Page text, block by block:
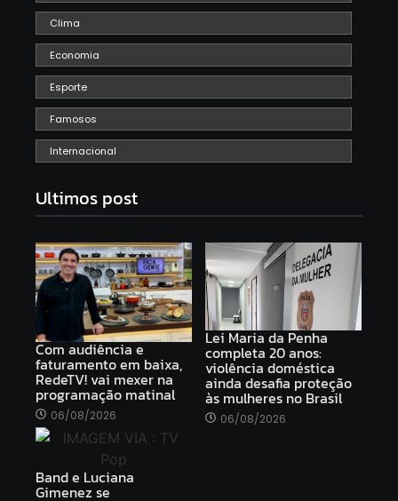
Clima
Economia
Esporte
Famosos
Internacional
Ultimos post
Com audiência e
faturamento em baixa,
RedeTV! vai mexer na
programação matinal
06/08/2026
Lei Maria da Penha
completa 20 anos:
violência doméstica
ainda desafia proteção
às mulheres no Brasil
06/08/2026
Band e Luciana
Gimenez se